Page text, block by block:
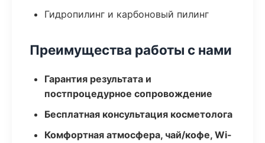
Гидропилинг и карбоновый пилинг
Преимущества работы с нами
Гарантия результата и
постпроцедурное сопровождение
Бесплатная консультация косметолога
Комфортная атмосфера, чай/кофе, Wi-